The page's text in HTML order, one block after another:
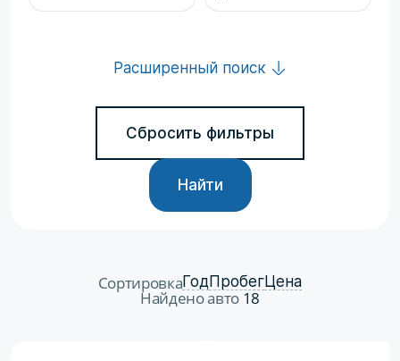
Расширенный поиск
Сбросить фильтры
Найти
СортировкаГодПробегЦена
Найдено авто 18